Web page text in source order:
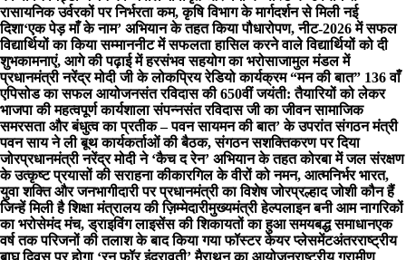
रासायनिक उर्वरकों पर निर्भरता कम, कृषि विभाग के मार्गदर्शन से मिली नई
दिशा‘एक पेड़ माँ के नाम’ अभियान के तहत किया पौधारोपण, नीट-2026 में सफल
विद्यार्थियों का किया सम्माननीट में सफलता हासिल करने वाले विद्यार्थियों को दी
शुभकामनाएं, आगे की पढ़ाई में हरसंभव सहयोग का भरोसाजामुल मंडल में
प्रधानमंत्री नरेंद्र मोदी जी के लोकप्रिय रेडियो कार्यक्रम “मन की बात” 136 वाँ
एपिसोड का सफल आयोजनसंत रविदास की 650वीं जयंती: तैयारियों को लेकर
भाजपा की महत्वपूर्ण कार्यशाला संपन्नसंत रविदास जी का जीवन सामाजिक
समरसता और बंधुत्व का प्रतीक – पवन सायमन की बात’ के उपरांत संगठन मंत्री
पवन साय ने ली बूथ कार्यकर्ताओं की बैठक, संगठन सशक्तिकरण पर दिया
जोरप्रधानमंत्री नरेंद्र मोदी ने ‘कैच द रेन’ अभियान के तहत कोरबा में जल संरक्षण
के उत्कृष्ट प्रयासों की सराहना कीकारगिल के वीरों को नमन, आत्मनिर्भर भारत,
युवा शक्ति और जनभागीदारी पर प्रधानमंत्री का विशेष जोरप्रल्हाद जोशी कौन हैं
जिन्हें मिली है शिक्षा मंत्रालय की ज़िम्मेदारीमुख्यमंत्री हेल्पलाइन बनी आम नागरिकों
का भरोसेमंद मंच, ड्राइविंग लाइसेंस की शिकायतों का हुआ समयबद्ध समाधानएक
वर्ष तक परिजनों की तलाश के बाद किया गया फॉस्टर केयर प्लेसमेंटअंतरराष्ट्रीय
बाघ दिवस पर होगा ‘रन फॉर इंद्रावती’ मैराथन का आयोजनराष्ट्रीय ग्रामीण